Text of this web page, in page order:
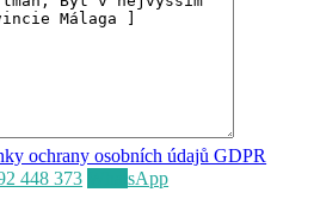
ochrany osobních údajů GDPR
448 373 WhatsApp